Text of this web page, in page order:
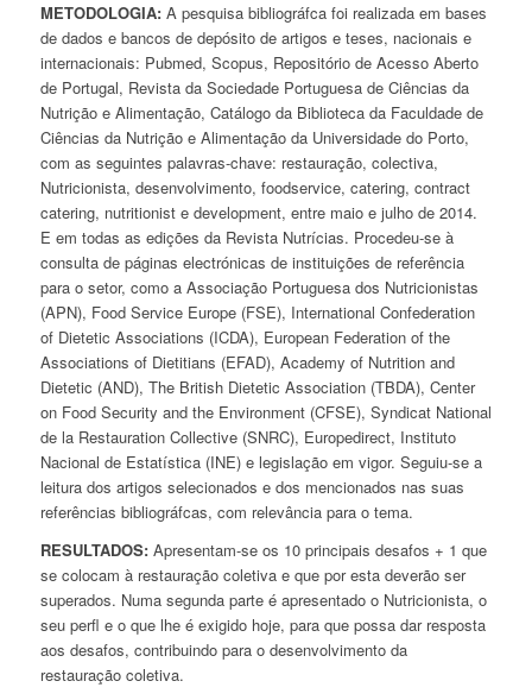
METODOLOGIA:A pesquisa bibliográfca foi realizada em bases
de dados e bancos de depósito de artigos e teses, nacionais e
internacionais: Pubmed, Scopus, Repositório de Acesso Aberto
de Portugal, Revista da Sociedade Portuguesa de Ciências da
Nutrição e Alimentação, Catálogo da Biblioteca da Faculdade de
Ciências da Nutrição e Alimentação da Universidade do Porto,
com as seguintes palavras-chave: restauração, colectiva,
Nutricionista, desenvolvimento, foodservice, catering, contract
catering, nutritionist e development, entre maio e julho de 2014.
E em todas as edições da Revista Nutrícias. Procedeu-se à
consulta de páginas electrónicas de instituições de referência
para o setor, como a Associação Portuguesa dos Nutricionistas
(APN), Food Service Europe (FSE), International Confederation
of Dietetic Associations (ICDA), European Federation of the
Associations of Dietitians (EFAD), Academy of Nutrition and
Dietetic (AND), The British Dietetic Association (TBDA), Center
on Food Security and the Environment (CFSE), Syndicat National
de la Restauration Collective (SNRC), Europedirect, Instituto
Nacional de Estatística (INE) e legislação em vigor. Seguiu-se a
leitura dos artigos selecionados e dos mencionados nas suas
referências bibliográfcas, com relevância para o tema.
RESULTADOS:Apresentam-se os 10 principais desafos + 1 que
se colocam à restauração coletiva e que por esta deverão ser
superados. Numa segunda parte é apresentado o Nutricionista, o
seu perfl e o que lhe é exigido hoje, para que possa dar resposta
aos desafos, contribuindo para o desenvolvimento da
restauração coletiva.